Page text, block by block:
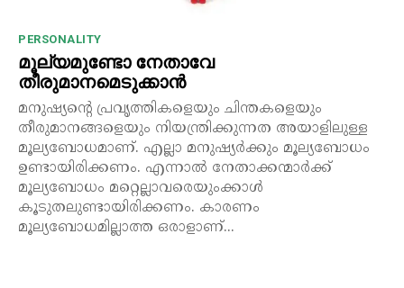
PERSONALITY
മൂല്യമുണ്ടോ നേതാവേ
തീരുമാനമെടുക്കാൻ
മനുഷ്യന്റെ പ്രവൃത്തികളെയും ചിന്തകളെയും
തീരുമാനങ്ങളെയും നിയന്ത്രിക്കുന്നത അയാളിലുള്ള
മൂല്യബോധമാണ്. എല്ലാ മനുഷ്യർക്കും മൂല്യബോധം
ഉണ്ടായിരിക്കണം. എന്നാൽ നേതാക്കന്മാർക്ക്
മൂല്യബോധം മറ്റെല്ലാവരെയുംക്കാൾ
കൂടുതലുണ്ടായിരിക്കണം. കാരണം
മൂല്യബോധമില്ലാത്ത ഒരാളാണ്...